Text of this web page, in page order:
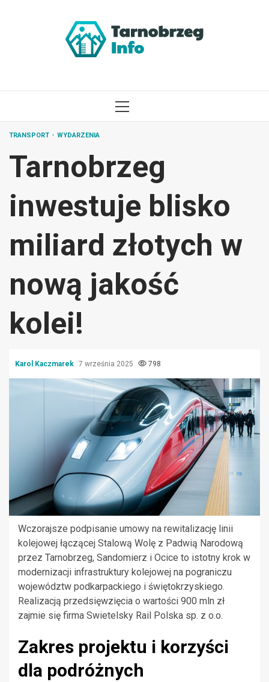
MENU
TRANSPORT WYDARZENIA
Tarnobrzeg
inwestuje blisko
miliard złotych w
nową jakość
kolei!
Karol Kaczmarek 7 września 2025 798
Wczorajsze podpisanie umowy na rewitalizację linii
kolejowej łączącej Stalową Wolę z Padwią Narodową
przez Tarnobrzeg, Sandomierz i Ocice to istotny krok w
modernizacji infrastruktury kolejowej na pograniczu
województw podkarpackiego i świętokrzyskiego.
Realizacją przedsięwzięcia o wartości 900 mln zł
zajmie się firma Swietelsky Rail Polska sp. z o.o.
Zakres projektu i korzyści
dla podróżnych